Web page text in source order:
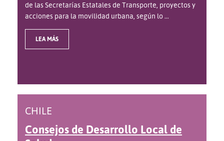
de las Secretarías Estatales de Transporte, proyectos y
acciones para la movilidad urbana, según lo ...
LEA MÁS
CHILE
Consejos de Desarrollo Local de